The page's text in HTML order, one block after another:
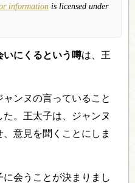
information is licensed under
いにくるという噂は、王
ンヌの言っていること
。王太子は、ジャンヌ
、意見を聞くことにしま
会うことが決まりまし